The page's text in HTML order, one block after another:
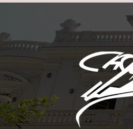
Skip to main content